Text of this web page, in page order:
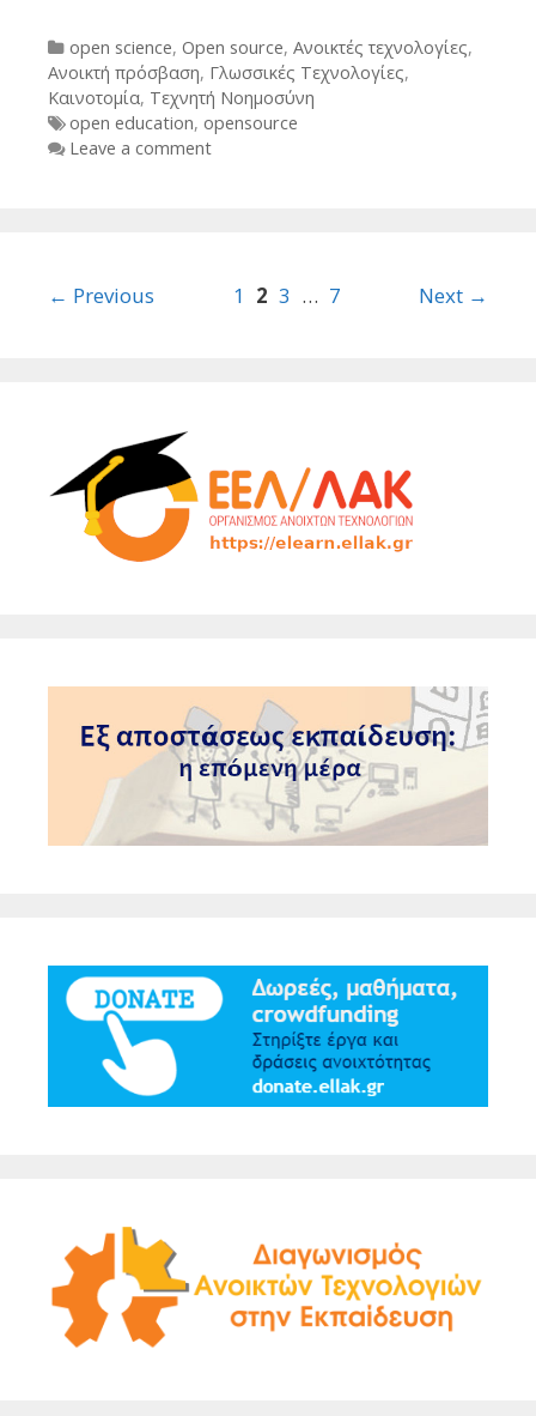
Categories
open science, Open source, Ανοικτές τεχνολογίες,
Ανοικτή πρόσβαση, Γλωσσικές Τεχνολογίες,
Καινοτομία, Τεχνητή Νοημοσύνη
Tags
open education, opensource
Leave a comment
Post
← Previous 1 2 3 … 7 Next →